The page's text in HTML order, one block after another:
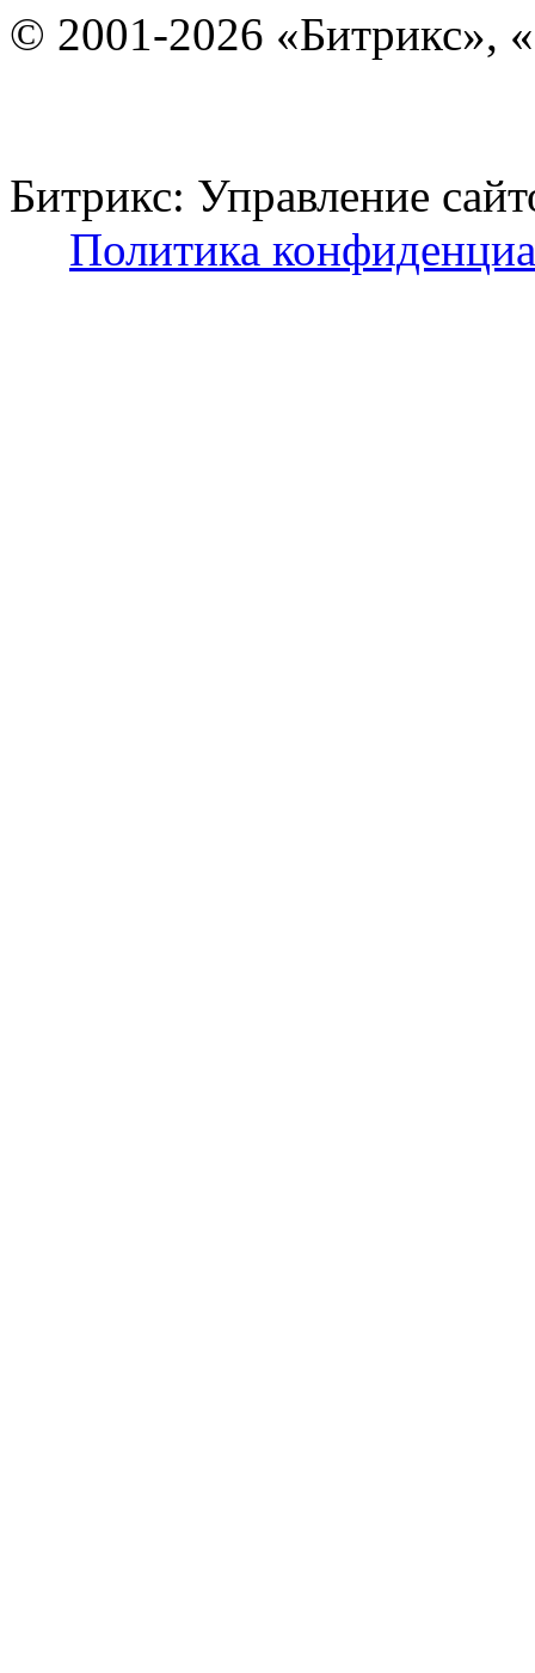
© 2001-2026 «Битрикс»,
Битрикс: Управление
Политика